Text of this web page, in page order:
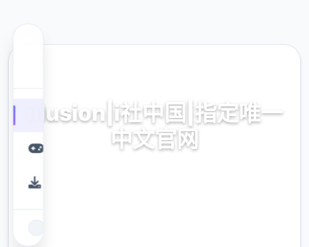
illusion|i社中国|指定唯一
中文官网
phantasy|i社中国|指确唯唯一简体中文正版软